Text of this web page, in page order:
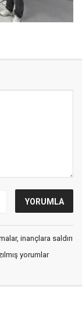
inançlara saldırı
yorumlar